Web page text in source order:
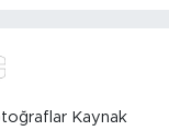
Kaynak